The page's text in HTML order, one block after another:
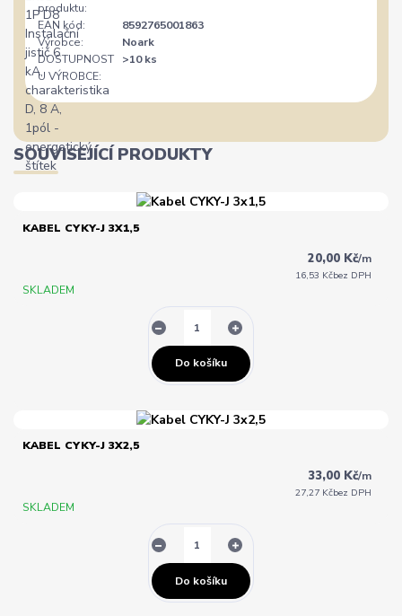
produktu:
EAN kód:
8592765001863
Výrobce:
Noark
DOSTUPNOST
U VÝROBCE:
>10 ks
SOUVISEJÍCÍ PRODUKTY
KABEL CYKY-J 3X1,5
20,00 Kč/m
16,53 Kčbez DPH
SKLADEM
Do košíku
KABEL CYKY-J 3X2,5
33,00 Kč/m
27,27 Kčbez DPH
SKLADEM
Do košíku